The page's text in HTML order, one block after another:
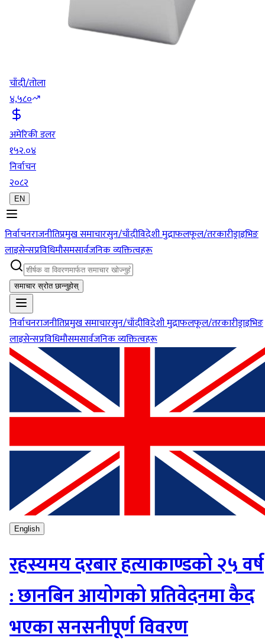
चाँदी/तोला
४,५८०
अमेरिकी डलर
१५२.०४
निर्वाचन
२०८२
EN
निर्वाचनराजनीतिप्रमुख समाचारसुन/चाँदीविदेशी मुद्राफलफूल/तरकारीड्राइभिङ
लाइसेन्सप्रविधिमौसमसार्वजनिक व्यक्तित्वहरू
समाचार स्रोत छान्नुहोस्
निर्वाचनराजनीतिप्रमुख समाचारसुन/चाँदीविदेशी मुद्राफलफूल/तरकारीड्राइभिङ
लाइसेन्सप्रविधिमौसमसार्वजनिक व्यक्तित्वहरू
English
रहस्यमय दरबार हत्याकाण्डको २५ वर्ष
: छानबिन आयोगको प्रतिवेदनमा कैद
भएका सनसनीपूर्ण विवरण